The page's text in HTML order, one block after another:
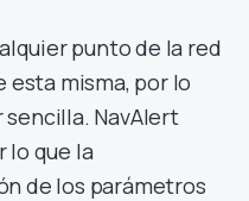
punto de la red
esta misma, por lo
NavAlert
lo que la
de los parámetros